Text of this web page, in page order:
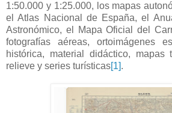
1:50.000 y 1:25.000, los mapas
el Atlas Nacional de España, el
Astronómico, el Mapa Oficial del
fotografías aéreas, ortoimágenes
histórica, material didáctico, mapas
relieve y series turísticas[1].